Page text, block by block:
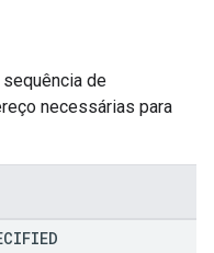
de
necessárias para